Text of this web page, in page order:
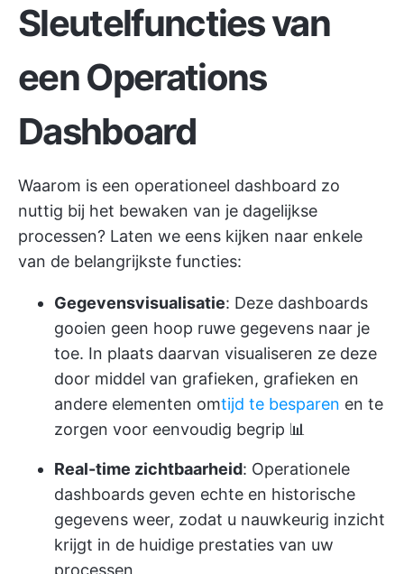
Sleutelfuncties van
een Operations
Dashboard
Waarom is een operationeel dashboard zo
nuttig bij het bewaken van je dagelijkse
processen? Laten we eens kijken naar enkele
van de belangrijkste functies:
Gegevensvisualisatie: Deze dashboards
gooien geen hoop ruwe gegevens naar je
toe. In plaats daarvan visualiseren ze deze
door middel van grafieken, grafieken en
andere elementen omtijd te besparen en te
zorgen voor eenvoudig begrip 📊
Real-time zichtbaarheid: Operationele
dashboards geven echte en historische
gegevens weer, zodat u nauwkeurig inzicht
krijgt in de huidige prestaties van uw
processen